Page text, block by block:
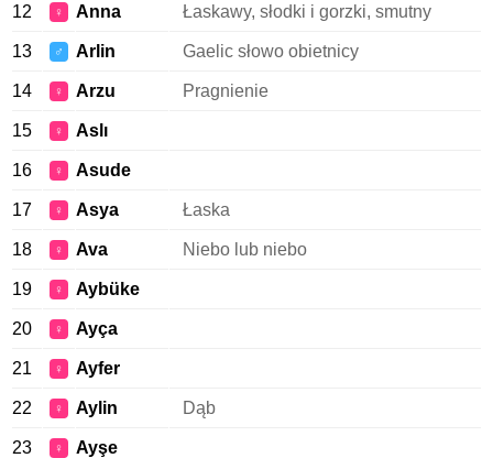
12 ♀ Anna Łaskawy, słodki i gorzki, smutny
13 ♂ Arlin Gaelic słowo obietnicy
14 ♀ Arzu Pragnienie
15 ♀ Aslı
16 ♀ Asude
17 ♀ Asya Łaska
18 ♀ Ava Niebo lub niebo
19 ♀ Aybüke
20 ♀ Ayça
21 ♀ Ayfer
22 ♀ Aylin Dąb
23 ♀ Ayşe